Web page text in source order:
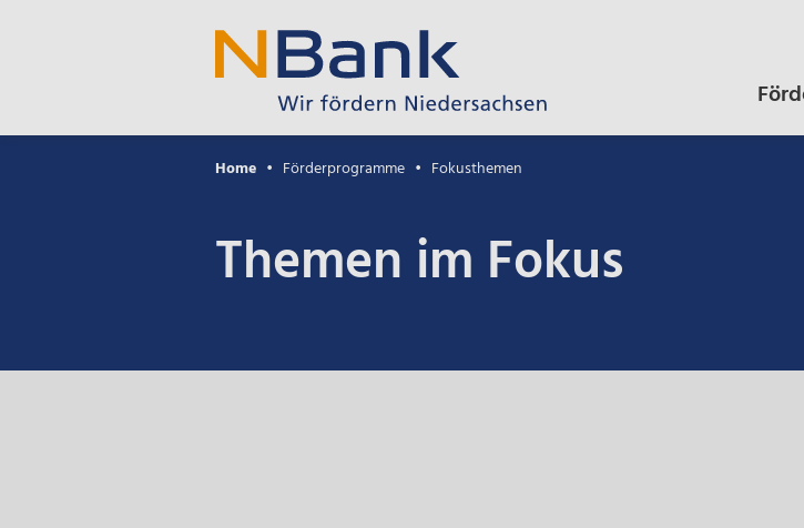
Home Förderprogramme Fokusthemen
Themen im Fokus